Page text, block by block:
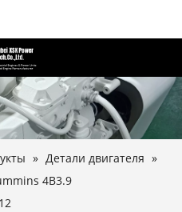
» Детали двигателя »
4B3.9